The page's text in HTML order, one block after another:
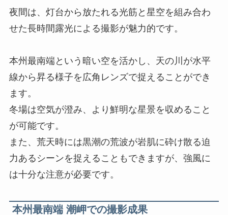
夜間は、灯台から放たれる光筋と星空を組み合わ
せた長時間露光による撮影が魅力的です。
本州最南端という暗い空を活かし、天の川が水平
線から昇る様子を広角レンズで捉えることができ
ます。
冬場は空気が澄み、より鮮明な星景を収めること
が可能です。
また、荒天時には黒潮の荒波が岩肌に砕け散る迫
力あるシーンを捉えることもできますが、強風に
は十分な注意が必要です。
本州最南端 潮岬での撮影成果